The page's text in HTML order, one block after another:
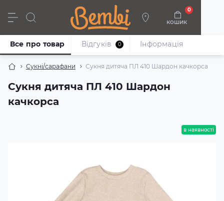
кошик
0
Дівчата Хлопці Немовлята Взуття
Сукні/сарафани Сукня дитяча ПЛ 410 Шардон качкорса
Сукня дитяча ПЛ 410 Шардон
качкорса
Все про товар Відгуків 0 Iнформація
в наявності